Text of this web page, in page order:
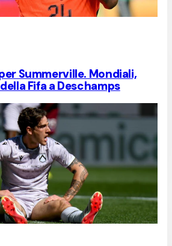
Summerville. Mondiali,
Fifa a Deschamps